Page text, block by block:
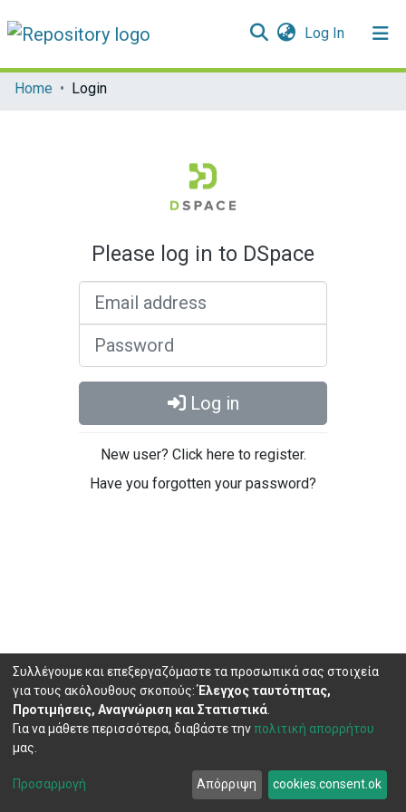
Log In(current)
Communities & Collections
Home Login
Please log in to DSpace
Log in
New user? Click here to register.
Have you forgotten your password?
Cookie
End User
Agreement
Send
Feedback
Συλλέγουμε και επεξεργαζόμαστε τα προσωπικά σας στοιχεία
για τους ακόλουθους σκοπούς:Έλεγχος ταυτότητας,
Προτιμήσεις, Αναγνώριση και Στατιστικά
Για να μάθετε περισσότερα, διαβάστε τηνπολιτική απορρήτου
μας.
Προσαρμογή Απόρριψη cookies.consent.ok